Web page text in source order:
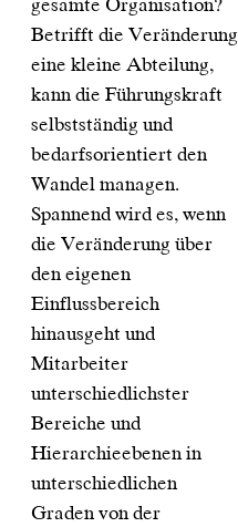
gesamte Organisation?
Betrifft die Veränderung
eine kleine Abteilung,
kann die Führungskraft
selbstständig und
bedarfsorientiert den
Wandel managen.
Spannend wird es, wenn
die Veränderung über
den eigenen
Einflussbereich
hinausgeht und
Mitarbeiter
unterschiedlichster
Bereiche und
Hierarchieebenen in
unterschiedlichen
Graden von der